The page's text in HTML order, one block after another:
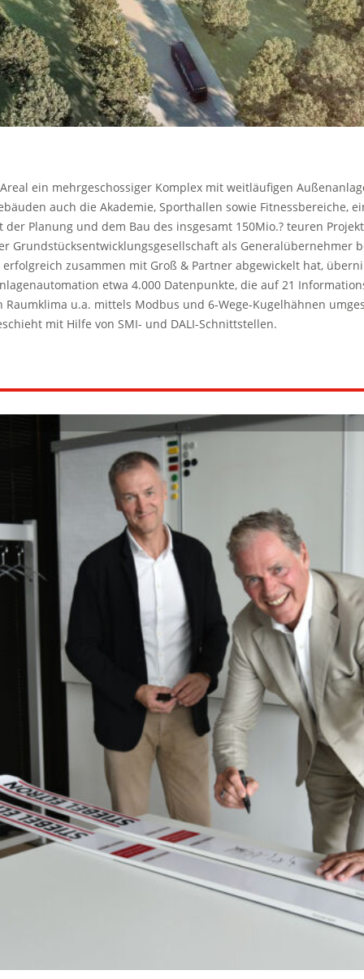
ein mehrgeschossiger Komplex mit weitläufigen
auch die Akademie, Sporthallen sowie Fitnessbereiche,
Planung und dem Bau des insgesamt 150Mio.? teuren
Grundstücksentwicklungsgesellschaft als Generalübernehmer
zusammen mit Groß & Partner abgewickelt hat,
etwa 4.000 Datenpunkte, die auf 21
u.a. mittels Modbus und 6-Wege-Kugelhähnen
mit Hilfe von SMI- und DALI-Schnittstellen.